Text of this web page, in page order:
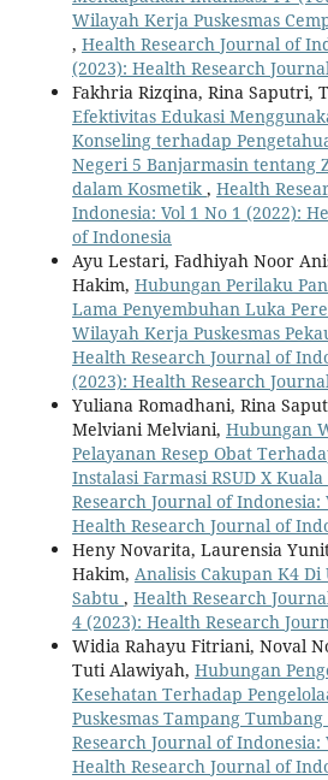
Wilayah Kerja Puskesmas
, Health Research Journal of
(2023): Health Research
Fakhria Rizqina, Rina Saputri,
Efektivitas Edukasi
Konseling terhadap
Negeri 5 Banjarmasin tentang
dalam Kosmetik , Health
Indonesia: Vol 1 No 1 (2022):
of Indonesia
Ayu Lestari, Fadhiyah Noor
Hakim, Hubungan Perilaku
Lama Penyembuhan Luka
Wilayah Kerja Puskesmas
Health Research Journal of
(2023): Health Research
Yuliana Romadhani, Rina
Melviani Melviani, Hubungan
Pelayanan Resep Obat
Instalasi Farmasi RSUD X
Research Journal of Indonesia:
Health Research Journal of
Heny Novarita, Laurensia
Hakim, Analisis Cakupan K4 Di
Sabtu , Health Research
4 (2023): Health Research
Widia Rahayu Fitriani, Noval
Tuti Alawiyah, Hubungan
Kesehatan Terhadap
Puskesmas Tampang
Research Journal of Indonesia:
Health Research Journal of